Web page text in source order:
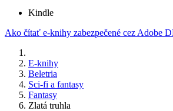
Kindle
Ako čítať e-knihy zabezpečené cez Adobe
E-knihy
Beletria
Sci-fi a fantasy
Fantasy
Zlatá truhla